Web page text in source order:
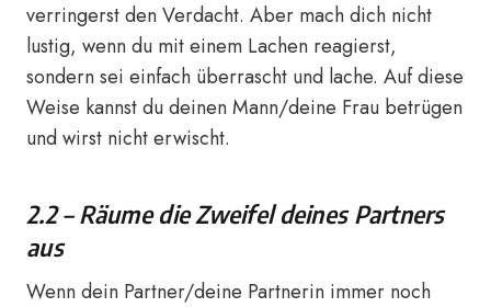
verringerst den Verdacht. Aber mach dich nicht
lustig, wenn du mit einem Lachen reagierst,
sondern sei einfach überrascht und lache. Auf diese
Weise kannst du deinen Mann/deine Frau betrügen
und wirst nicht erwischt.
2.2 – Räume die Zweifel deines Partners
aus
Wenn dein Partner/deine Partnerin immer noch